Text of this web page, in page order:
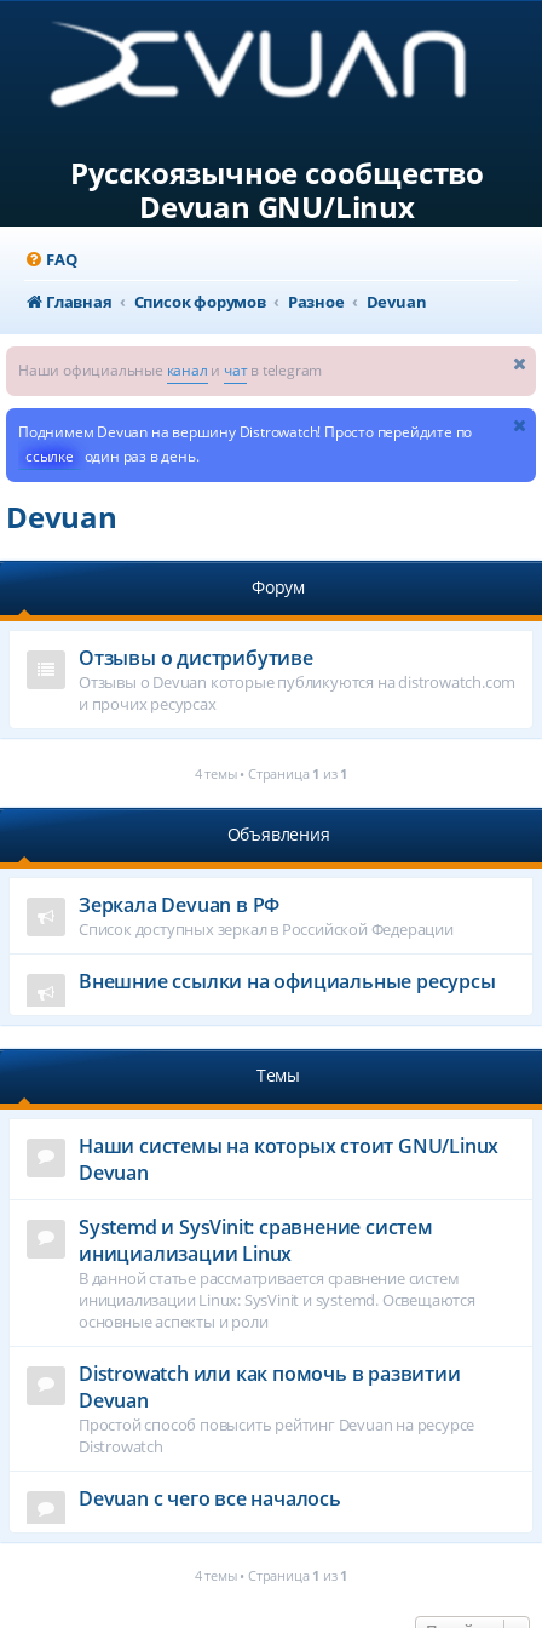
Русскоязычное сообщество
Devuan GNU/Linux
FAQ
Главная
Список форумов Разное Devuan
Наши официальные канал и чатв telegram
Поднимем Devuan на вершину Distrowatch! Просто перейдите по
ссылке один раз в день.
Devuan
Форум
Отзывы о дистрибутиве
Отзывы о Devuan которые публикуются на distrowatch.com
и прочих ресурсах
4 темы • Страница 1 из 1
Объявления
Зеркала Devuan в РФ
Список доступных зеркал в Российской Федерации
Внешние ссылки на официальные ресурсы
Темы
Наши системы на которых стоит GNU/Linux
Devuan
Systemd и SysVinit: сравнение систем
инициализации Linux
В данной статье рассматривается сравнение систем
инициализации Linux: SysVinit и systemd. Освещаются
основные аспекты и роли
Distrowatch или как помочь в развитии
Devuan
Простой способ повысить рейтинг Devuan на ресурсе
Distrowatch
Devuan с чего все началось
4 темы • Страница 1 из 1